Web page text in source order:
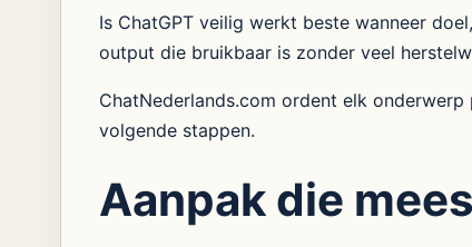
Is ChatGPT veilig werkt beste wanneer
output die bruikbaar is zonder veel
ChatNederlands.com ordent elk
volgende stappen.
Aanpak die